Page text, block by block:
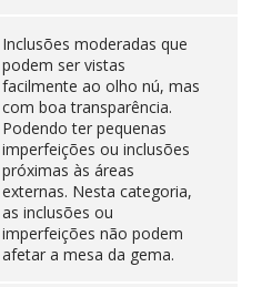
Inclusões moderadas que
podem ser vistas
facilmente ao olho nú, mas
com boa transparência.
Podendo ter pequenas
imperfeições ou inclusões
próximas às áreas
externas. Nesta categoria,
as inclusões ou
imperfeições não podem
afetar a mesa da gema.